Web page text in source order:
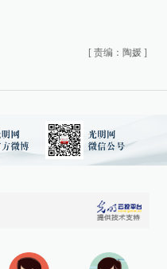
[ 责编：陶媛 ]